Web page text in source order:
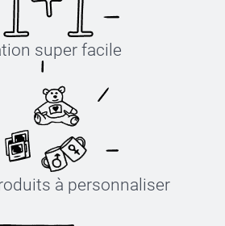
super facile
à personnaliser